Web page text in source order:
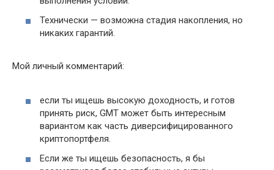
Технически — возможна стадия накопления, но
никаких гарантий.
Мой личный комментарий:
если ты ищешь высокую доходность, и готов
принять риск, GMT может быть интересным
вариантом как часть диверсифицированного
криптопортфеля.
Если же ты ищешь безопасность, я бы